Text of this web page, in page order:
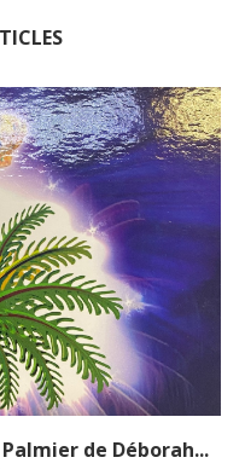
de Déborah...